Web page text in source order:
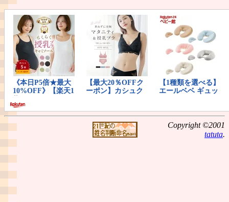
Copyright ©2001
tatuta.